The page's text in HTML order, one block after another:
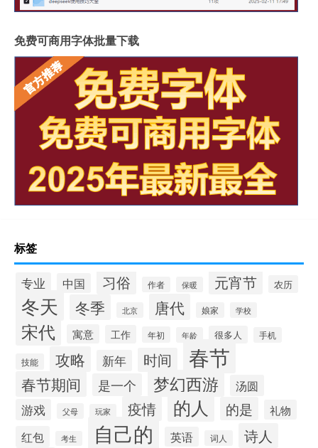
免费可商用字体批量下载
标签
专业 中国 习俗 作者 保暖 元宵节 农历
冬天 冬季 北京 唐代 娘家 学校
宋代 寓意 工作 年初 年龄 很多人 手机
技能 攻略 新年 时间 春节
春节期间 是一个 梦幻西游
汤圆
游戏
父母 玩家 疫情 的人 的是 礼物
红包 考生 自己的 英语 词人
诗人